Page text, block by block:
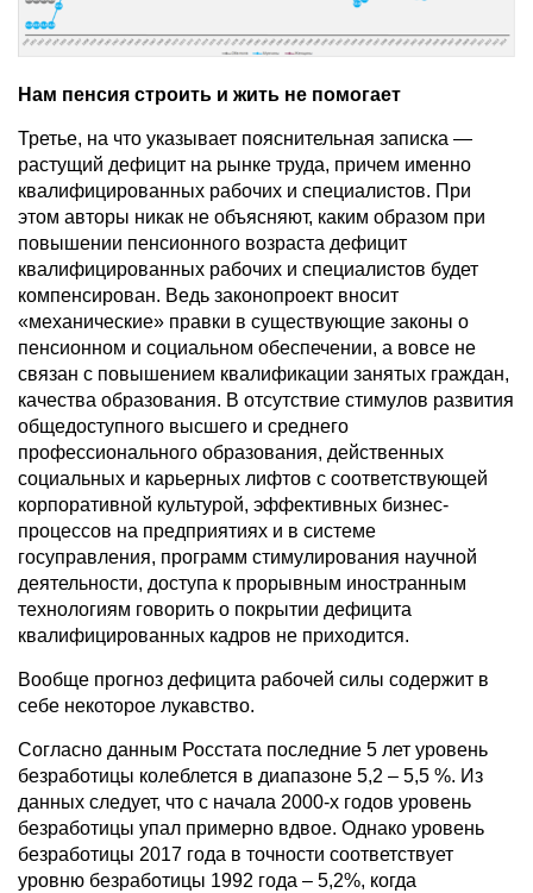
Нам пенсия строить и жить не помогает
Третье, на что указывает пояснительная записка —
растущий дефицит на рынке труда, причем именно
квалифицированных рабочих и специалистов. При
этом авторы никак не объясняют, каким образом при
повышении пенсионного возраста дефицит
квалифицированных рабочих и специалистов будет
компенсирован. Ведь законопроект вносит
«механические» правки в существующие законы о
пенсионном и социальном обеспечении, а вовсе не
связан с повышением квалификации занятых граждан,
качества образования. В отсутствие стимулов развития
общедоступного высшего и среднего
профессионального образования, действенных
социальных и карьерных лифтов с соответствующей
корпоративной культурой, эффективных бизнес-
процессов на предприятиях и в системе
госуправления, программ стимулирования научной
деятельности, доступа к прорывным иностранным
технологиям говорить о покрытии дефицита
квалифицированных кадров не приходится.
Вообще прогноз дефицита рабочей силы содержит в
себе некоторое лукавство.
Согласно данным Росстата последние 5 лет уровень
безработицы колеблется в диапазоне 5,2 – 5,5 %. Из
данных следует, что с начала 2000-х годов уровень
безработицы упал примерно вдвое. Однако уровень
безработицы 2017 года в точности соответствует
уровню безработицы 1992 года – 5,2%, когда